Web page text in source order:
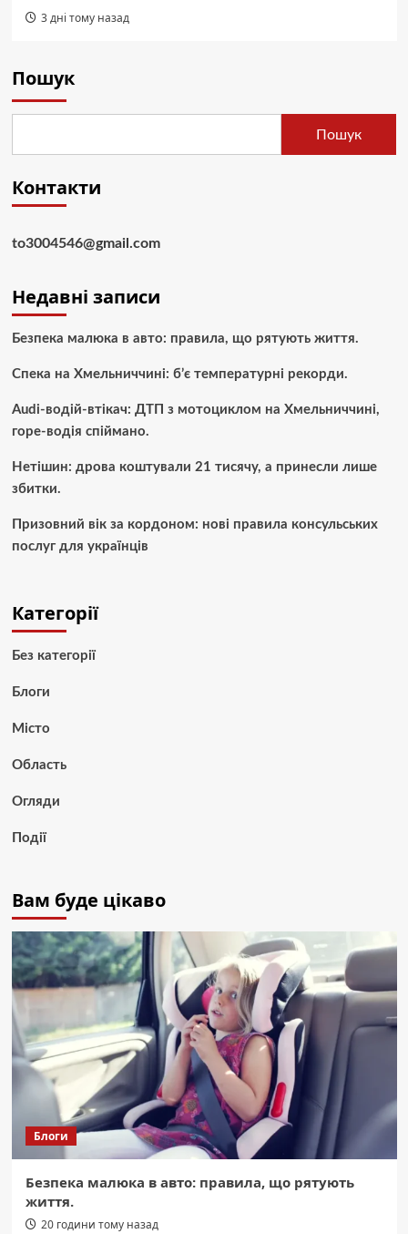
3 дні тому назад
Пошук
Пошук
Контакти
to3004546@gmail.com
Недавні записи
Безпека малюка в авто: правила, що рятують життя.
Спека на Хмельниччині: б’є температурні рекорди.
Audi-водій-втікач: ДТП з мотоциклом на Хмельниччині,
горе-водія спіймано.
Нетішин: дрова коштували 21 тисячу, а принесли лише
збитки.
Призовний вік за кордоном: нові правила консульських
послуг для українців
Категорії
Без категорії
Блоги
Місто
Область
Огляди
Події
Вам буде цікаво
Блоги
Безпека малюка в авто: правила, що рятують
життя.
20 години тому назад